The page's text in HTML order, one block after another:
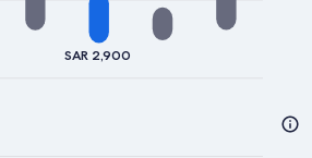
SAR 2,900